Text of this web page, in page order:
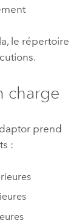
le répertoire
charge
prend
: